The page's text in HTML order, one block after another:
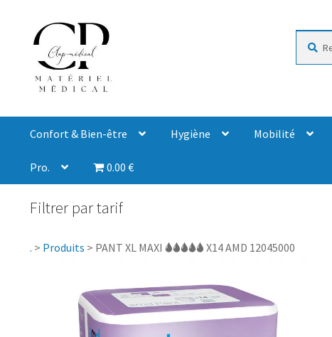
Confort & Bien-être Hygiène Mobilité
Pro. 0.00 €
Filtrer par tarif
. > Produits > PANT XL MAXI 🌢🌢🌢🌢🌢 X14 AMD 12045000